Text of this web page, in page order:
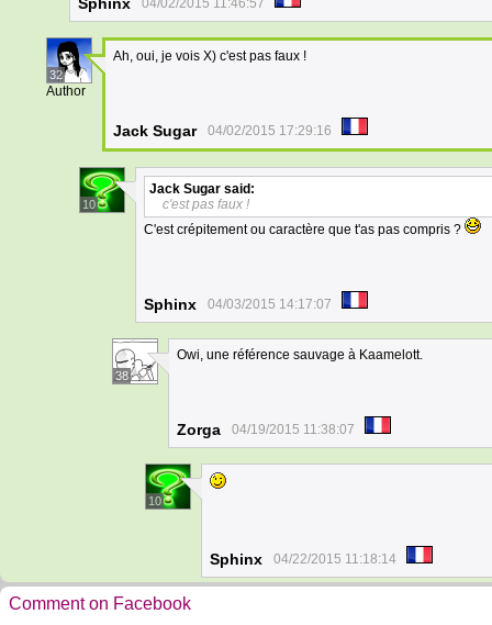
04/02/2015 11:46:57
32
Author
Ah, oui, je vois X) c'est pas faux !
Jack Sugar 04/02/2015 17:29:16
10
Jack Sugar said:
c'est pas faux !
C'est crépitement ou caractère que t'as pas compris ?
Sphinx 04/03/2015 14:17:07
38
Owi, une référence sauvage à Kaamelott.
Zorga 04/19/2015 11:38:07
10
Sphinx 04/22/2015 11:18:14
Comment on Facebook